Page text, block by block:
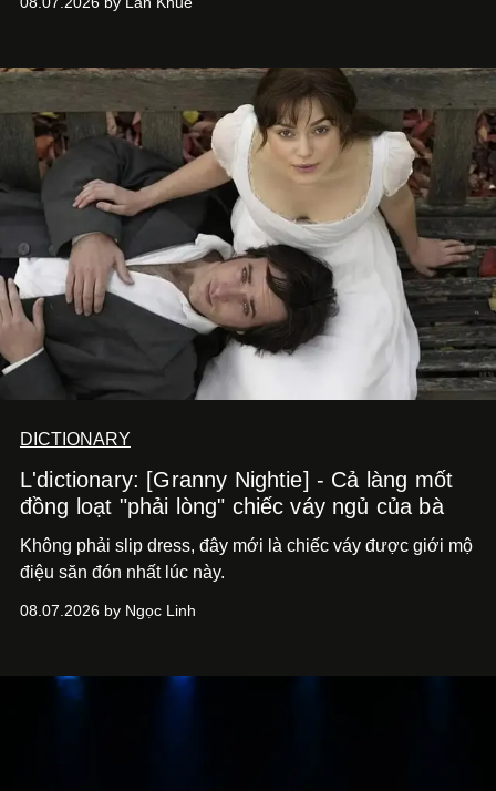
nói về cái mới, về xu hướng tiếp theo, về những điều
DICTIONARY
L'dictionary: [Granny Nightie] - Cả làng mốt
đồng loạt "phải lòng" chiếc váy ngủ của bà
Không phải slip dress, đây mới là chiếc váy được giới mộ
điệu săn đón nhất lúc này.
08.07.2026 by Ngọc Linh